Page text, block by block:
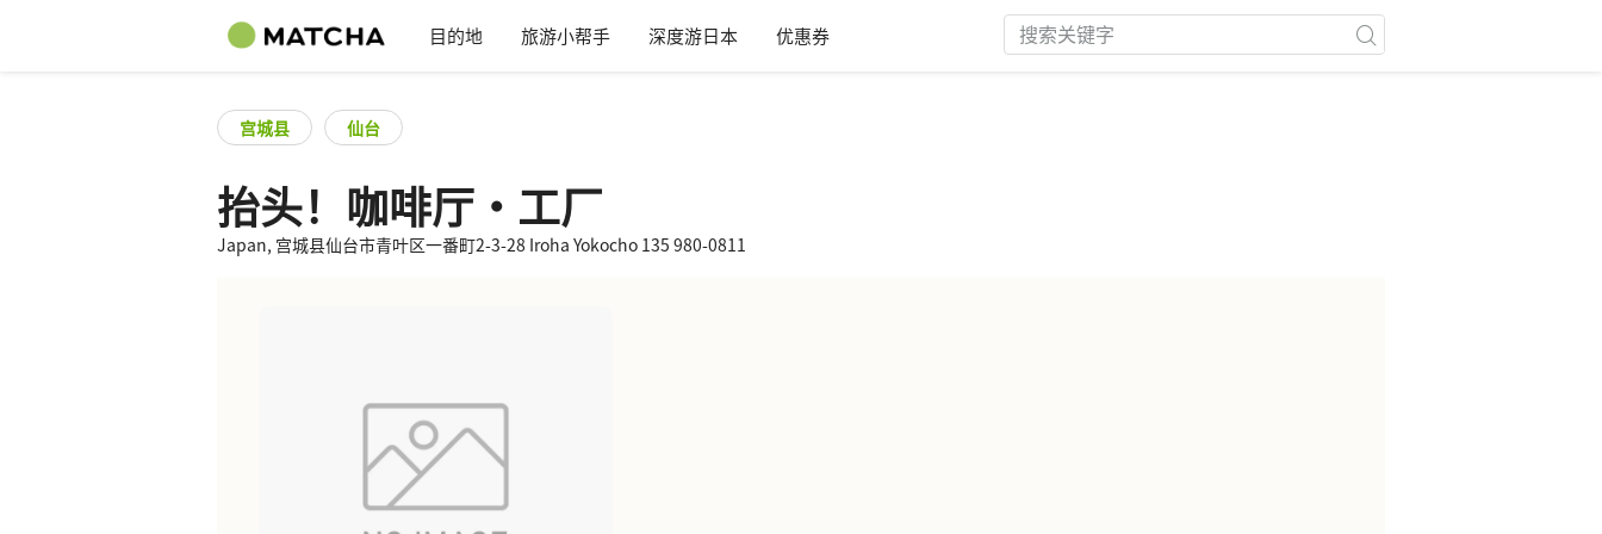
目的地 旅游小帮手 深度游日本 优惠券
宫城县 仙台
抬头！咖啡厅・工厂
Japan, 宫城县仙台市青叶区一番町2-3-28 Iroha Yokocho 135 980-0811